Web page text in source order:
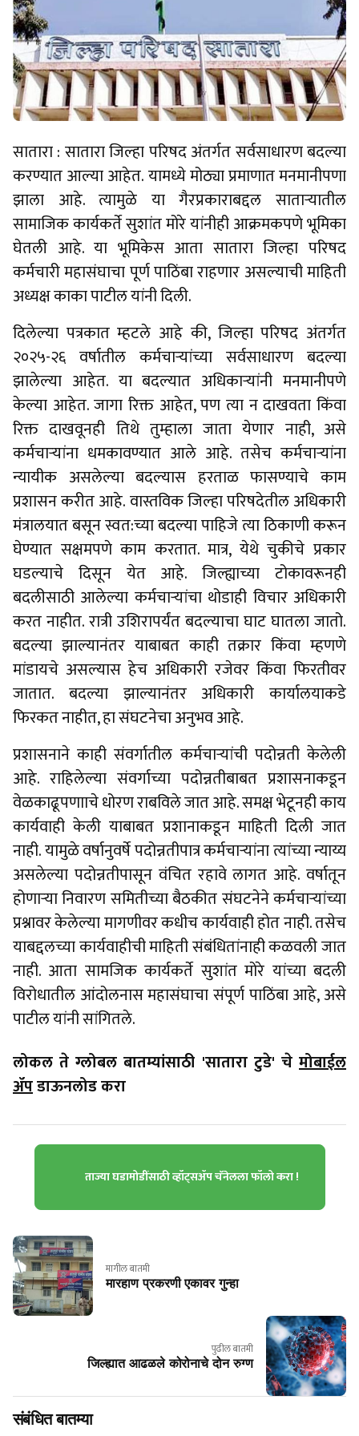
सातारा : सातारा जिल्हा परिषद अंतर्गत सर्वसाधारण बदल्या
करण्यात आल्या आहेत. यामध्ये मोठ्या प्रमाणात मनमानीपणा
झाला आहे. त्यामुळे या गैरप्रकाराबद्दल साताऱ्यातील
सामाजिक कार्यकर्ते सुशांत मोरे यांनीही आक्रमकपणे भूमिका
घेतली आहे. या भूमिकेस आता सातारा जिल्हा परिषद
कर्मचारी महासंघाचा पूर्ण पाठिंबा राहणार असल्याची माहिती
अध्यक्ष काका पाटील यांनी दिली.
दिलेल्या पत्रकात म्हटले आहे की, जिल्हा परिषद अंतर्गत
२०२५-२६ वर्षातील कर्मचाऱ्यांच्या सर्वसाधारण बदल्या
झालेल्या आहेत. या बदल्यात अधिकाऱ्यांनी मनमानीपणे
केल्या आहेत. जागा रिक्त आहेत, पण त्या न दाखवता किंवा
रिक्त दाखवूनही तिथे तुम्हाला जाता येणार नाही, असे
कर्मचाऱ्यांना धमकावण्यात आले आहे. तसेच कर्मचाऱ्यांना
न्यायीक असलेल्या बदल्यास हरताळ फासण्याचे काम
प्रशासन करीत आहे. वास्तविक जिल्हा परिषदेतील अधिकारी
मंत्रालयात बसून स्वत:च्या बदल्या पाहिजे त्या ठिकाणी करून
घेण्यात सक्षमपणे काम करतात. मात्र, येथे चुकीचे प्रकार
घडल्याचे दिसून येत आहे. जिल्ह्याच्या टोकावरूनही
बदलीसाठी आलेल्या कर्मचाऱ्यांचा थोडाही विचार अधिकारी
करत नाहीत. रात्री उशिरापर्यंत बदल्याचा घाट घातला जातो.
बदल्या झाल्यानंतर याबाबत काही तक्रार किंवा म्हणणे
मांडायचे असल्यास हेच अधिकारी रजेवर किंवा फिरतीवर
जातात. बदल्या झाल्यानंतर अधिकारी कार्यालयाकडे
फिरकत नाहीत, हा संघटनेचा अनुभव आहे.
प्रशासनाने काही संवर्गातील कर्मचाऱ्यांची पदोन्नती केलेली
आहे. राहिलेल्या संवर्गाच्या पदोन्नतीबाबत प्रशासनाकडून
वेळकाढूपणााचे धोरण राबविले जात आहे. समक्ष भेटूनही काय
कार्यवाही केली याबाबत प्रशानाकडून माहिती दिली जात
नाही. यामुळे वर्षानुवर्षे पदोन्नतीपात्र कर्मचाऱ्यांना त्यांच्या न्याय्य
असलेल्या पदोन्नतीपासून वंचित रहावे लागत आहे. वर्षातून
होणाऱ्या निवारण समितीच्या बैठकीत संघटनेने कर्मचाऱ्यांच्या
प्रश्नावर केलेल्या मागणीवर कधीच कार्यवाही होत नाही. तसेच
याबद्दलच्या कार्यवाहीची माहिती संबंधितांनाही कळवली जात
नाही. आता सामजिक कार्यकर्ते सुशांत मोरे यांच्या बदली
विरोधातील आंदोलनास महासंघाचा संपूर्ण पाठिंबा आहे, असे
पाटील यांनी सांगितले.
लोकल ते ग्लोबल बातम्यांसाठी 'सातारा टुडे' चे मोबाईल
ॲपडाऊनलोड करा
ताज्या घडामोडींसाठी व्हॉट्सॲप चॅनेलला फॉलो करा !
मागील बातमी
मारहाण प्रकरणी एकावर गुन्हा
पुढील बातमी
जिल्ह्यात आढळले कोरोनाचे दोन रुग्ण
संबंधित बातम्या